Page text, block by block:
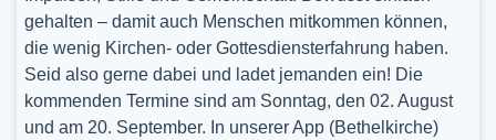
gehalten – damit auch Menschen mitkommen können,
die wenig Kirchen- oder Gottesdiensterfahrung haben.
Seid also gerne dabei und ladet jemanden ein! Die
kommenden Termine sind am Sonntag, den 02. August
und am 20. September. In unserer App (Bethelkirche)